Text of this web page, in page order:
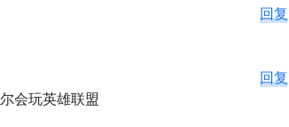
回复
回复
会玩英雄联盟